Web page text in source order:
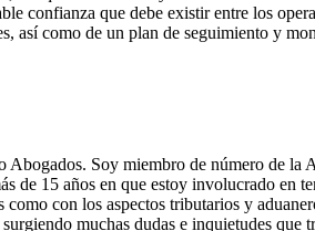
confianza que debe existir entre los
así como de un plan de seguimiento y
Soy miembro de número de la
15 años en que estoy involucrado en
con los aspectos tributarios y
muchas dudas e inquietudes